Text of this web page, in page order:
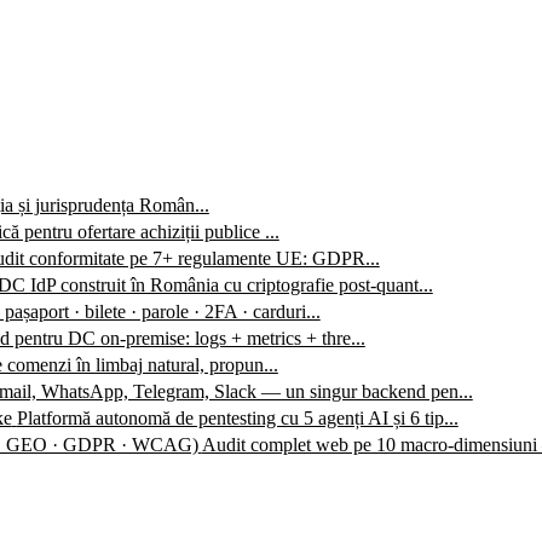
și jurisprudența Român...
pentru ofertare achiziții publice ...
conformitate pe 7+ regulamente UE: GDPR...
IdP construit în România cu criptografie post-quant...
· bilete · parole · 2FA · carduri...
pentru DC on-premise: logs + metrics + thre...
în limbaj natural, propun...
WhatsApp, Telegram, Slack — un singur backend pen...
Platformă autonomă de pentesting cu 5 agenți AI și 6 tip...
· GDPR · WCAG) Audit complet web pe 10 macro-